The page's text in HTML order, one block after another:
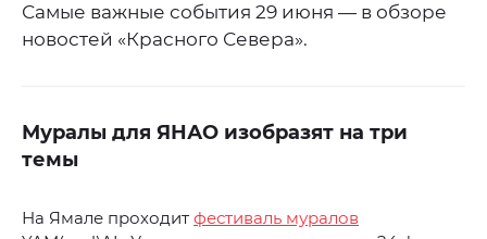
Самые важные события 29 июня — в обзоре
новостей «Красного Севера».
Муралы для ЯНАО изобразят на три
темы
На Ямале проходит фестиваль муралов